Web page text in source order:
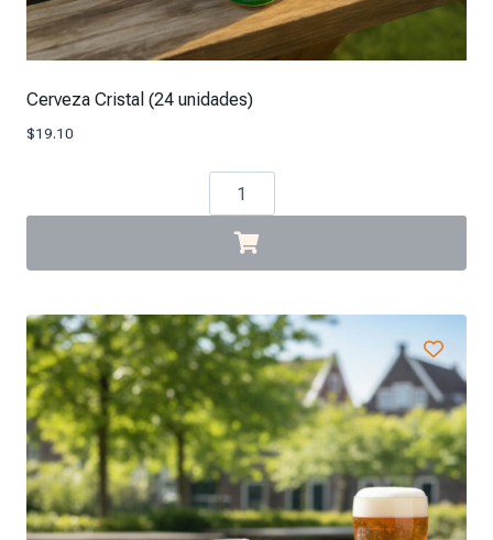
Cerveza Cristal (24 unidades)
$19.10